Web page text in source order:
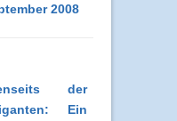
2008
der
Ein